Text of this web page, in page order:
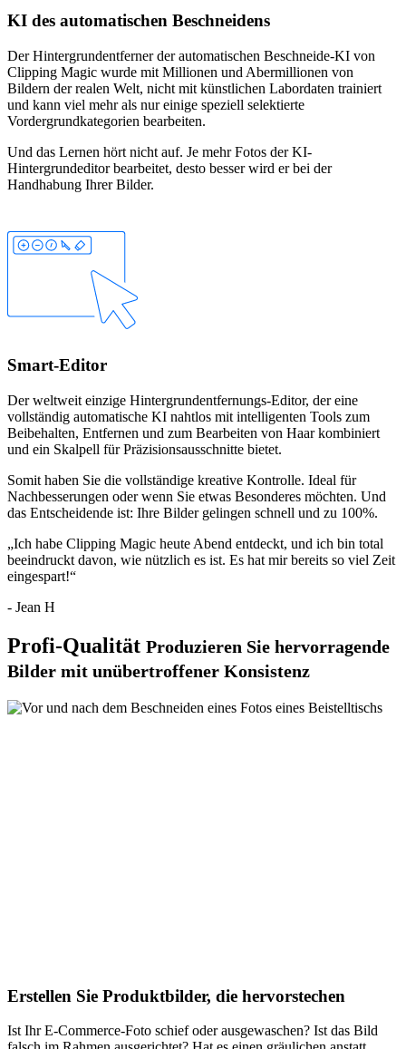
KI des automatischen Beschneidens
Der Hintergrundentferner der automatischen Beschneide-KI von
Clipping Magic wurde mit Millionen und Abermillionen von
Bildern der realen Welt, nicht mit künstlichen Labordaten trainiert
und kann viel mehr als nur einige speziell selektierte
Vordergrundkategorien bearbeiten.
Und das Lernen hört nicht auf. Je mehr Fotos der KI-
Hintergrundeditor bearbeitet, desto besser wird er bei der
Handhabung Ihrer Bilder.
Smart-Editor
Der weltweit einzige Hintergrundentfernungs-Editor, der eine
vollständig automatische KI nahtlos mit intelligenten Tools zum
Beibehalten, Entfernen und zum Bearbeiten von Haarkombiniert
und ein Skalpell für Präzisionsausschnitte bietet.
Somit haben Sie die vollständige kreative Kontrolle. Ideal für
Nachbesserungen oder wenn Sie etwas Besonderes möchten. Und
das Entscheidende ist: Ihre Bilder gelingen schnell und zu 100%.
„Ich habe Clipping Magic heute Abend entdeckt, und ich bin total
beeindruckt davon, wie nützlich es ist. Es hat mir bereits so viel Zeit
eingespart!“
- Jean H
Profi-Qualität Produzieren Sie hervorragende
Bilder mit unübertroffener Konsistenz
Erstellen Sie Produktbilder, die hervorstechen
Ist Ihr E-Commerce-Foto schief oder ausgewaschen? Ist das Bild